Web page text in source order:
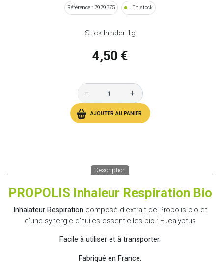
Référence : 7979375 En stock
Stick Inhaler 1g
4,50 €
− +
AJOUTER AU PANIER
Description
PROPOLIS Inhaleur Respiration Bio
Inhalateur Respiration composé d’extrait de Propolis bio et
d’une synergie d’huiles essentielles bio : Eucalyptus
Facile à utiliser et à transporter.
Fabriqué en France.